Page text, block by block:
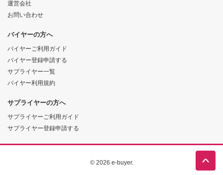
運営会社
お問い合わせ
バイヤーの方へ
バイヤーご利用ガイド
バイヤー登録申請する
サプライヤー一覧
バイヤー利用規約
サプライヤーの方へ
サプライヤーご利用ガイド
サプライヤー登録申請する
© 2026 e-buyer.